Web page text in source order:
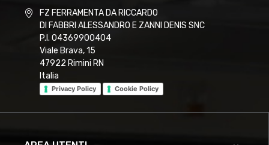
FZ FERRAMENTA DA RICCARDO
DI FABBRI ALESSANDRO E ZANNI DENIS SNC
P.I. 04369900404
Viale Brava, 15
47922 Rimini RN
Italia
Privacy Policy Cookie Policy